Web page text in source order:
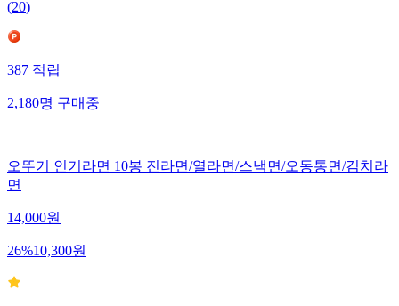
(20)
387적립
2,180명구매중
오뚜기 인기라면 10봉 진라면/열라면/스낵면/오동통면/김치라
면
14,000원
26%10,300원